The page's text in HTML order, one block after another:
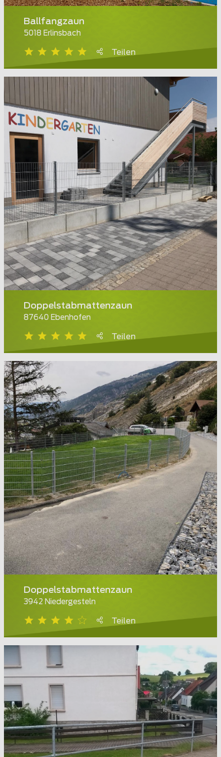
Ballfangzaun
5018 Erlinsbach
Teilen
Doppelstabmattenzaun
87640 Ebenhofen
Teilen
Doppelstabmattenzaun
3942 Niedergesteln
Teilen